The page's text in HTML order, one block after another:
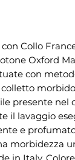
Collo
Oxford
con
presente nel
il lavaggio
e
morbidezza